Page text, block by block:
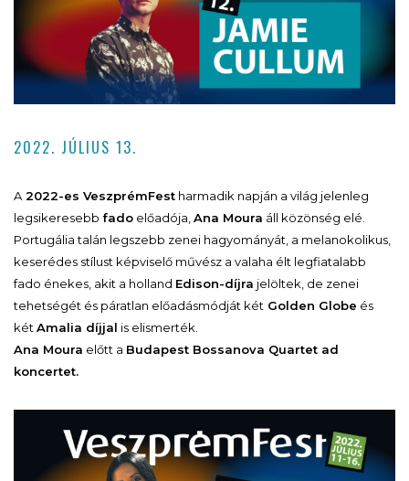
2022. JÚLIUS 13.
A 2022-es VeszprémFest harmadik napján a világ jelenleg
legsikeresebb fado előadója, Ana Moura áll közönség elé.
Portugália talán legszebb zenei hagyományát, a melanokolikus,
keserédes stílust képviselő művész a valaha élt legfiatalabb
fado énekes, akit a holland Edison-díjra jelöltek, de zenei
tehetségét és páratlan előadásmódját két Golden Globe és
két Amalia díjjal is elismerték.
Ana Moura előtt a Budapest Bossanova Quartet ad
koncertet.